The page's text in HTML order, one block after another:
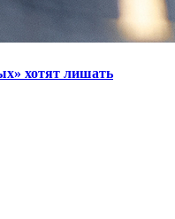
хотят лишать